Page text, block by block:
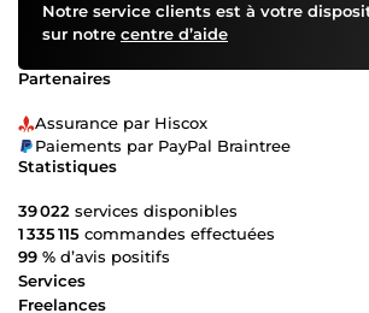
Notre service clients est à votre
sur notre centre d’aide
Partenaires
Assurance par Hiscox
Paiements par PayPal Braintree
Statistiques
39 022 services disponibles
1 335 115 commandes effectuées
99 % d’avis positifs
Services
Freelances